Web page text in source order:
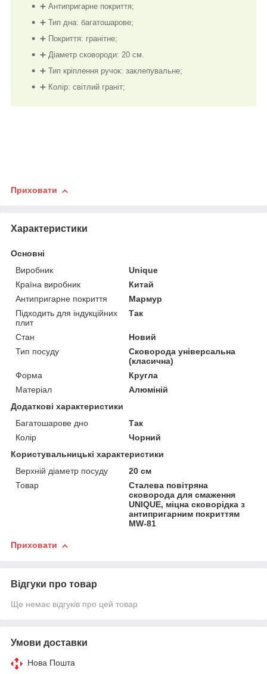
➕ Антипригарне покриття;
➕ Тип дна: багатошарове;
➕ Покриття: гранітне;
➕ Діаметр сковороди: 20 см.
➕ Тип кріплення ручок: заклепувальне;
➕ Колір: світлий граніт;
Приховати
Характеристики
Основні
Виробник
Unique
Країна виробник
Китай
Антипригарне покриття
Мармур
Підходить для індукційних
плит
Так
Стан
Новий
Тип посуду
Сковорода універсальна
(класична)
Форма
Кругла
Матеріал
Алюміній
Додаткові характеристики
Багатошарове дно
Так
Колір
Чорний
Користувальницькі характеристики
Верхній діаметр посуду
20 см
Товар
Сталева повітряна
сковорода для смаження
UNIQUE, міцна сковорідка з
антипригарним покриттям
MW-81
Приховати
Відгуки про товар
Ще немає відгуків про цей товар
Умови доставки
Нова Пошта